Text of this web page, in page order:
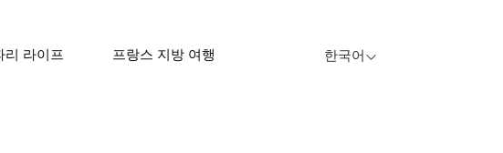
리 라이프 프랑스 지방 여행 한국어